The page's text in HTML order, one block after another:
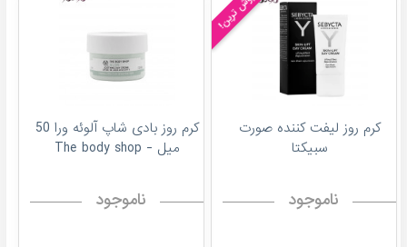
کرم روز لیفت کننده صورت
سبیکتا
ناموجود
کرم روز بادی شاپ آلوئه‌ ورا 50
میل - The body shop
ناموجود